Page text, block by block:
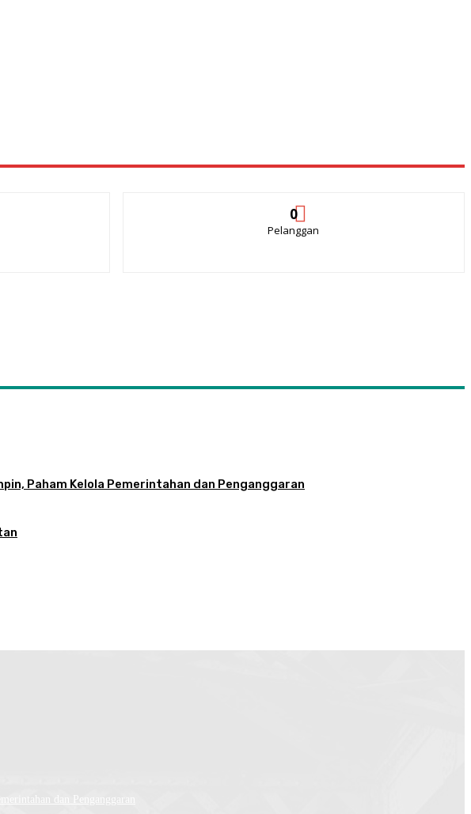
0
Pelanggan
Paham Kelola Pemerintahan dan Penganggaran
dan Penganggaran